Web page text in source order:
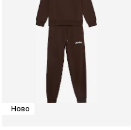
Ново